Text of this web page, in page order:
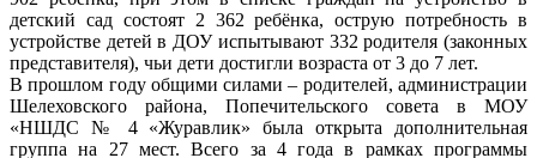
детский сад состоят 2 362 ребёнка, острую потребность в
устройстве детей в ДОУ испытывают 332 родителя (законных
представителя), чьи дети достигли возраста от 3 до 7 лет.
В прошлом году общими силами – родителей, администрации
Шелеховского района, Попечительского совета в МОУ
«НШДС № 4 «Журавлик» была открыта дополнительная
группа на 27 мест. Всего за 4 года в рамках программы